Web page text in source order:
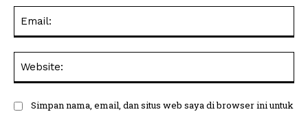
Simpan nama, email, dan situs web saya di browser ini untuk